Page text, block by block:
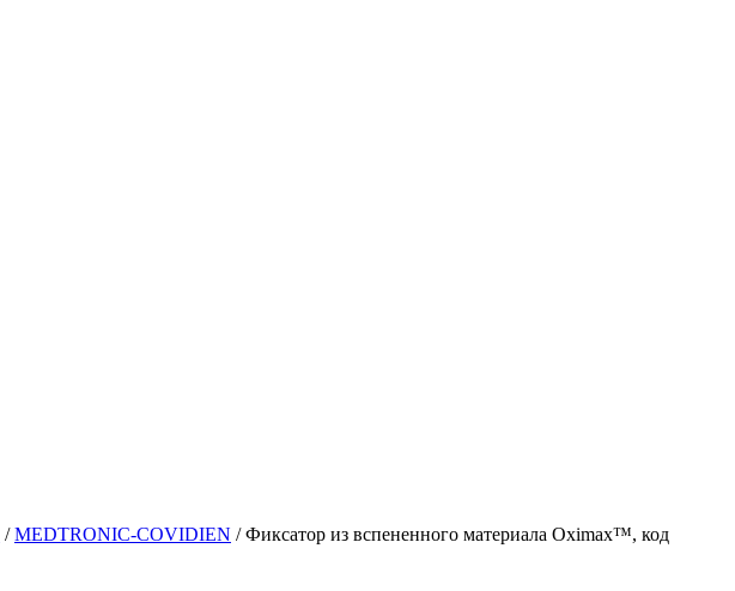
/MEDTRONIC-COVIDIEN /Фиксатор из вспененного материала Oximax™, код